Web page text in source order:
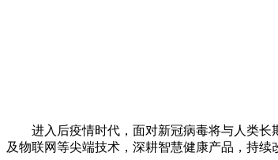
进入后疫情时代，面对新冠病毒将与人类长
及物联网等尖端技术，深耕智慧健康产品，持